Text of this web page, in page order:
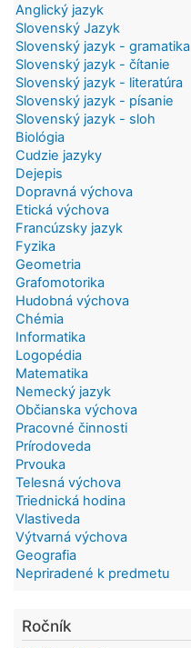
Anglický jazyk
Slovenský Jazyk
Slovenský jazyk - gramatika
Slovenský jazyk - čítanie
Slovenský jazyk - literatúra
Slovenský jazyk - písanie
Slovenský jazyk - sloh
Biológia
Cudzie jazyky
Dejepis
Dopravná výchova
Etická výchova
Francúzsky jazyk
Fyzika
Geometria
Grafomotorika
Hudobná výchova
Chémia
Informatika
Logopédia
Matematika
Nemecký jazyk
Občianska výchova
Pracovné činnosti
Prírodoveda
Prvouka
Telesná výchova
Triednická hodina
Vlastiveda
Výtvarná výchova
Geografia
Nepriradené k predmetu
Ročník